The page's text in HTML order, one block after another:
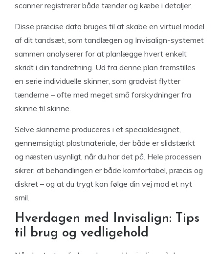
scanner registrerer både tænder og kæbe i detaljer.
Disse præcise data bruges til at skabe en virtuel model
af dit tandsæt, som tandlægen og Invisalign-systemet
sammen analyserer for at planlægge hvert enkelt
skridt i din tandretning. Ud fra denne plan fremstilles
en serie individuelle skinner, som gradvist flytter
tænderne – ofte med meget små forskydninger fra
skinne til skinne.
Selve skinnerne produceres i et specialdesignet,
gennemsigtigt plastmateriale, der både er slidstærkt
og næsten usynligt, når du har det på. Hele processen
sikrer, at behandlingen er både komfortabel, præcis og
diskret – og at du trygt kan følge din vej mod et nyt
smil.
Hverdagen med Invisalign: Tips
til brug og vedligehold